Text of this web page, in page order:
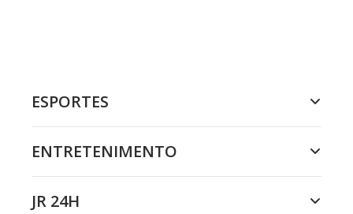
ESPORTES
ENTRETENIMENTO
JR 24H